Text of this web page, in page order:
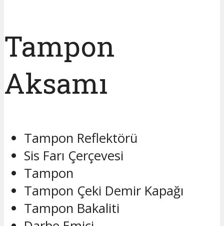
Tampon
Aksamı
Tampon Reflektörü
Sis Farı Çerçevesi
Tampon
Tampon Çeki Demir Kapağı
Tampon Bakaliti